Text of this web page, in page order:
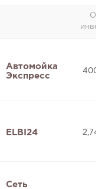
Автомойка
Экспресс
400
ELBI24 2,74
Сеть